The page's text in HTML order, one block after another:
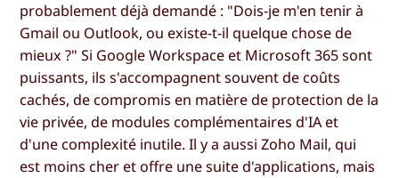
probablement déjà demandé : "Dois-je m'en tenir à
Gmail ou Outlook, ou existe-t-il quelque chose de
mieux ?" Si Google Workspace et Microsoft 365 sont
puissants, ils s'accompagnent souvent de coûts
cachés, de compromis en matière de protection de la
vie privée, de modules complémentaires d'IA et
d'une complexité inutile. Il y a aussi Zoho Mail, qui
est moins cher et offre une suite d'applications, mais